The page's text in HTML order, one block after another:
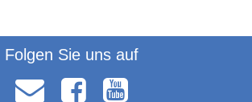
Folgen Sie uns auf